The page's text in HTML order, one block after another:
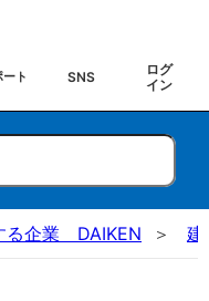
ト SNS
ログ
イン
る企業 DAIKEN 建